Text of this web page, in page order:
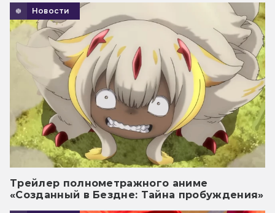
Новости
Трейлер полнометражного аниме
«Созданный в Бездне: Тайна пробуждения»